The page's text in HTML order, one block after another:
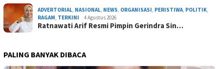
ADVERTORIAL, NASIONAL, NEWS, ORGANISASI, PERISTIWA, POLITIK,
RAGAM, TERKINI 4 Agustus 2026
Ratnawati Arif Resmi Pimpin Gerindra Sin…
PALING BANYAK DIBACA